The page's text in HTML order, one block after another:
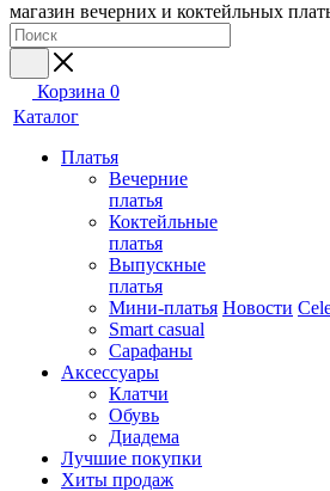
магазин вечерних и коктейльных
Корзина 0
Каталог
Платья
Вечерние
платья
Коктейльные
платья
Выпускные
платья
Мини-платья
Smart casual
Сарафаны
Аксессуары
Клатчи
Обувь
Диадема
Лучшие покупки
Хиты продаж
Новости